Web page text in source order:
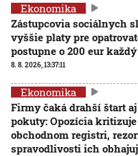
Ekonomika
Zástupcovia sociálnych
vyššie platy pre
postupne o 200 eur
8. 8. 2026, 13:37:11
Ekonomika
Firmy čaká drahší štart
pokuty: Opozícia
obchodnom registri,
spravodlivosti ich